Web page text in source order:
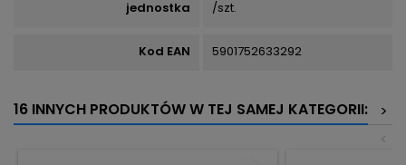
jednostka /szt.
Kod EAN 5901752633292
16 INNYCH PRODUKTÓW W TEJ SAMEJ KATEGORII:
>
<